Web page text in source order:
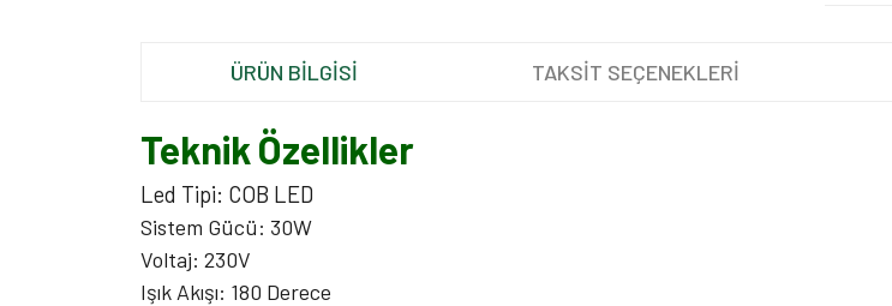
ÜRÜN BİLGİSİ TAKSİT SEÇENEKLERİ
Teknik Özellikler
Led Tipi: COB LED
Sistem Gücü: 30W
Voltaj: 230V
Işık Akışı: 180 Derece